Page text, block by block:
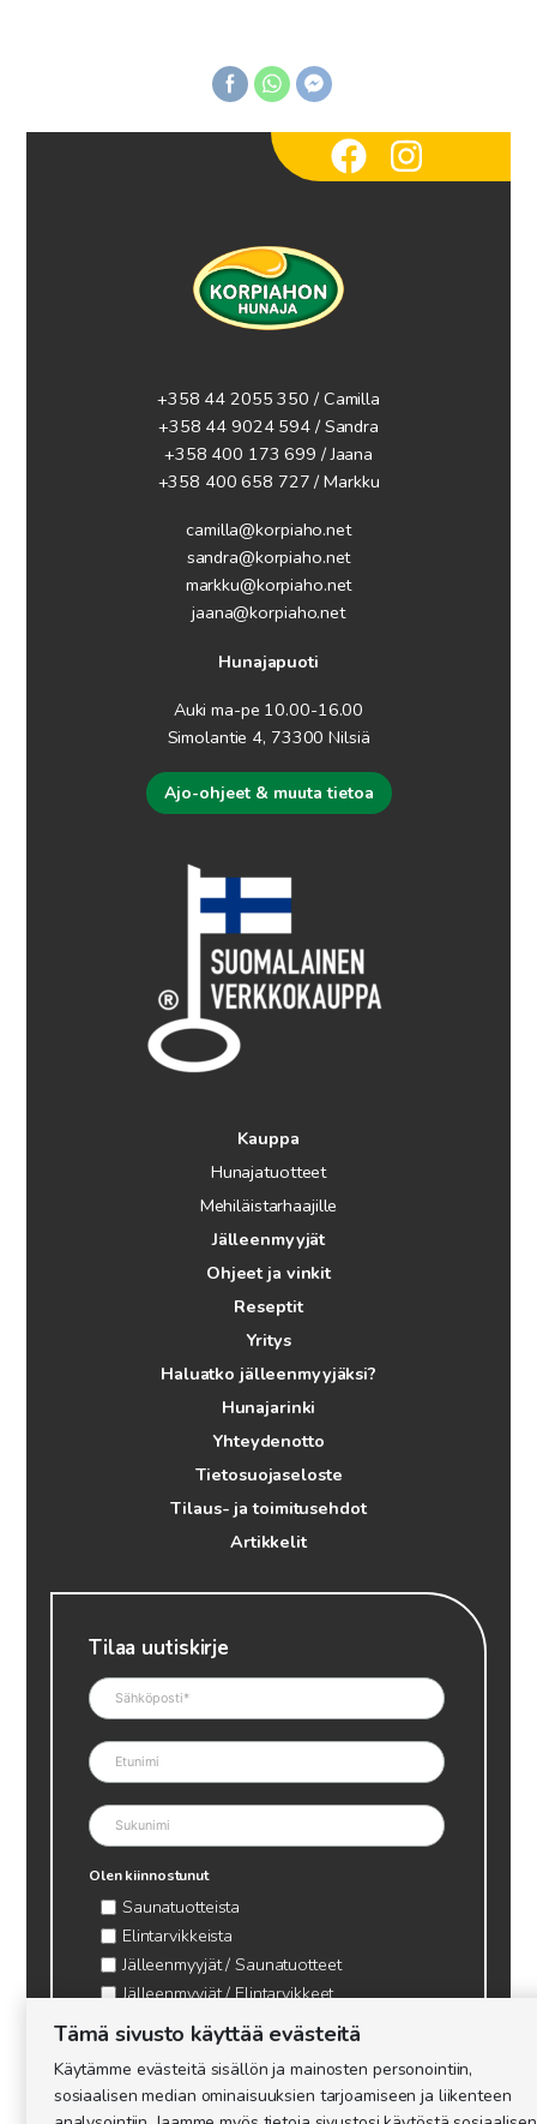
+358 44 2055 350 / Camilla
+358 44 9024 594 / Sandra
+358 400 173 699 / Jaana
+358 400 658 727 / Markku
camilla@korpiaho.net
sandra@korpiaho.net
markku@korpiaho.net
jaana@korpiaho.net
Hunajapuoti
Auki ma-pe 10.00-16.00
Simolantie 4, 73300 Nilsiä
Ajo-ohjeet & muuta tietoa
Kauppa
Hunajatuotteet
Mehiläistarhaajille
Jälleenmyyjät
Ohjeet ja vinkit
Reseptit
Yritys
Haluatko jälleenmyyjäksi?
Hunajarinki
Yhteydenotto
Tietosuojaseloste
Tilaus- ja toimitusehdot
Artikkelit
Tilaa uutiskirje
Olen kiinnostunut
Saunatuotteista
Elintarvikkeista
Jälleenmyyjät / Saunatuotteet
Jälleenmyyjät / Elintarvikkeet
Kynttilätarvikkeet & mehiläisvaha
Mehiläistarvikkeet
Ajankohtaista & tietopaketit tarhaajalle
Tämä sivusto käyttää evästeitä
Käytämme evästeitä sisällön ja mainosten personointiin,
sosiaalisen median ominaisuuksien tarjoamiseen ja liikenteen